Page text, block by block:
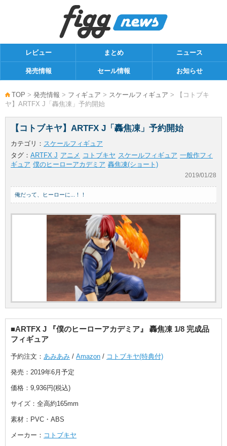
レビュー まとめ ニュース
発売情報 セール情報 お知らせ
TOP > 発売情報 > フィギュア > スケールフィギュア > 【コトブキ
ヤ】ARTFX J「轟焦凍」予約開始
【コトブキヤ】ARTFX J「轟焦凍」予約開始
カテゴリ： スケールフィギュア
タグ： ARTFX J アニメ コトブキヤ スケールフィギュア 一般作フィ
ギュア 僕のヒーローアカデミア 轟焦凍(ショート)
2019/01/28
俺だって、ヒーローに...！！
■ARTFX J 『僕のヒーローアカデミア』 轟焦凍 1/8 完成品
フィギュア
予約注文： あみあみ / Amazon / コトブキヤ(特典付)
発売：2019年6月予定
価格：9,936円(税込)
サイズ：全高約165mm
素材：PVC・ABS
メーカー： コトブキヤ